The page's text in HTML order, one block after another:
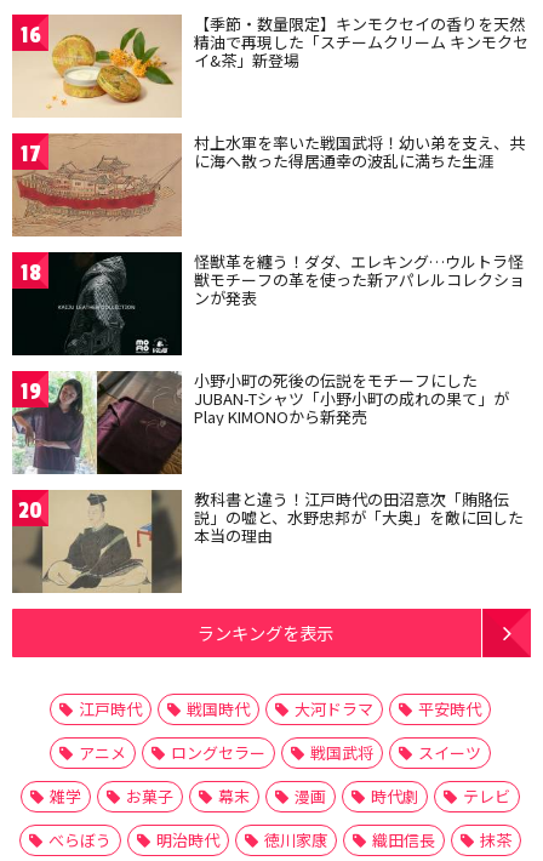
16 【季節・数量限定】キンモクセイの香りを天然
精油で再現した「スチームクリーム キンモクセ
イ&茶」新登場
17 村上水軍を率いた戦国武将！幼い弟を支え、共
に海へ散った得居通幸の波乱に満ちた生涯
18 怪獣革を纏う！ダダ、エレキング…ウルトラ怪
獣モチーフの革を使った新アパレルコレクショ
ンが発表
19 小野小町の死後の伝説をモチーフにした
JUBAN-Tシャツ「小野小町の成れの果て」が
Play KIMONOから新発売
20 教科書と違う！江戸時代の田沼意次「賄賂伝
説」の嘘と、水野忠邦が「大奥」を敵に回した
本当の理由
ランキングを表示
江戸時代 戦国時代 大河ドラマ
平安時代
アニメ
ロングセラー 戦国武将
スイーツ
雑学
お菓子 幕末 漫画 時代劇
テレビ
べらぼう
明治時代 徳川家康 織田信長
抹茶